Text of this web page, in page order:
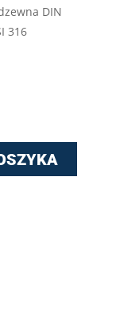
DIN
316